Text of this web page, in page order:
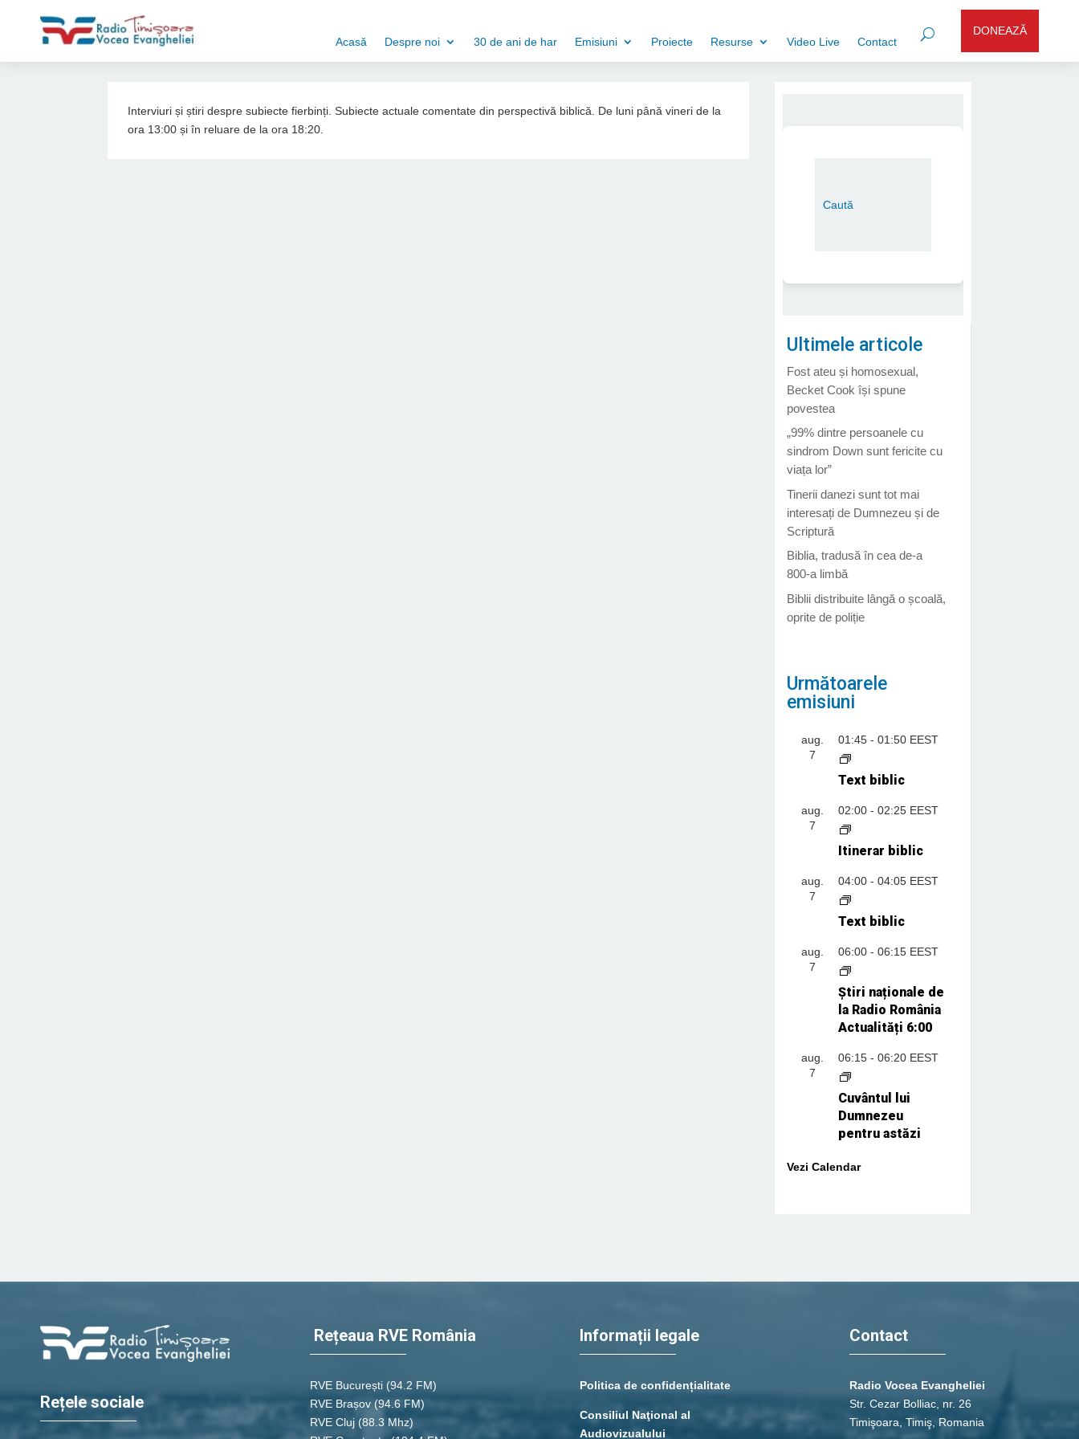
Acasă Despre noi 30 de ani de har Emisiuni Proiecte Resurse Video Live Contact
DONEAZĂ
Interviuri și știri despre subiecte fierbinți. Subiecte actuale comentate din perspectivă biblică. De luni până vineri de la
ora 13:00 și în reluare de la ora 18:20.
Ultimele articole
Fost ateu și homosexual,
Becket Cook își spune
povestea
„99% dintre persoanele cu
sindrom Down sunt fericite cu
viața lor”
Tinerii danezi sunt tot mai
interesați de Dumnezeu și de
Scriptură
Biblia, tradusă în cea de-a
800-a limbă
Biblii distribuite lângă o școală,
oprite de poliție
Următoarele
emisiuni
aug.
7
01:45- 01:50 EEST
Text biblic
aug.
7
02:00- 02:25 EEST
Itinerar biblic
aug.
7
04:00- 04:05 EEST
Text biblic
aug.
7
06:00- 06:15 EEST
Știri naționale de
la Radio România
Actualități 6:00
aug.
7
06:15- 06:20 EEST
Cuvântul lui
Dumnezeu
pentru astăzi
Vezi Calendar
Rețele sociale
Rețeaua RVE România
RVE București (94.2 FM)
RVE Brașov (94.6 FM)
RVE Cluj (88.3 Mhz)
Informații legale
Politica de confidențialitate
Consiliul Naţional al
Audiovizualului
Contact
Radio Vocea Evangheliei
Str. Cezar Bolliac, nr. 26
Timişoara, Timiş, Romania